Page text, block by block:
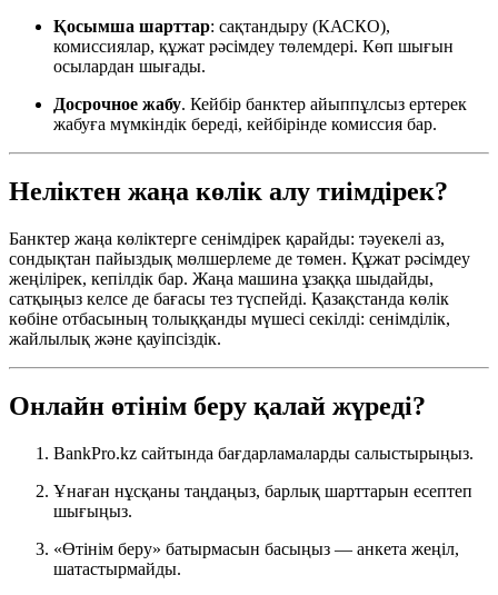
Қосымша шарттар: сақтандыру (КАСКО),
комиссиялар, құжат рәсімдеу төлемдері. Көп шығын
осылардан шығады.
Досрочное жабу. Кейбір банктер айыппұлсыз ертерек
жабуға мүмкіндік береді, кейбірінде комиссия бар.
Неліктен жаңа көлік алу тиімдірек?
Банктер жаңа көліктерге сенімдірек қарайды: тәуекелі аз,
сондықтан пайыздық мөлшерлеме де төмен. Құжат рәсімдеу
жеңілірек, кепілдік бар. Жаңа машина ұзаққа шыдайды,
сатқыңыз келсе де бағасы тез түспейді. Қазақстанда көлік
көбіне отбасының толыққанды мүшесі секілді: сенімділік,
жайлылық және қауіпсіздік.
Онлайн өтінім беру қалай жүреді?
BankPro.kz сайтында бағдарламаларды салыстырыңыз.
Ұнаған нұсқаны таңдаңыз, барлық шарттарын есептеп
шығыңыз.
«Өтінім беру» батырмасын басыңыз — анкета жеңіл,
шатастырмайды.